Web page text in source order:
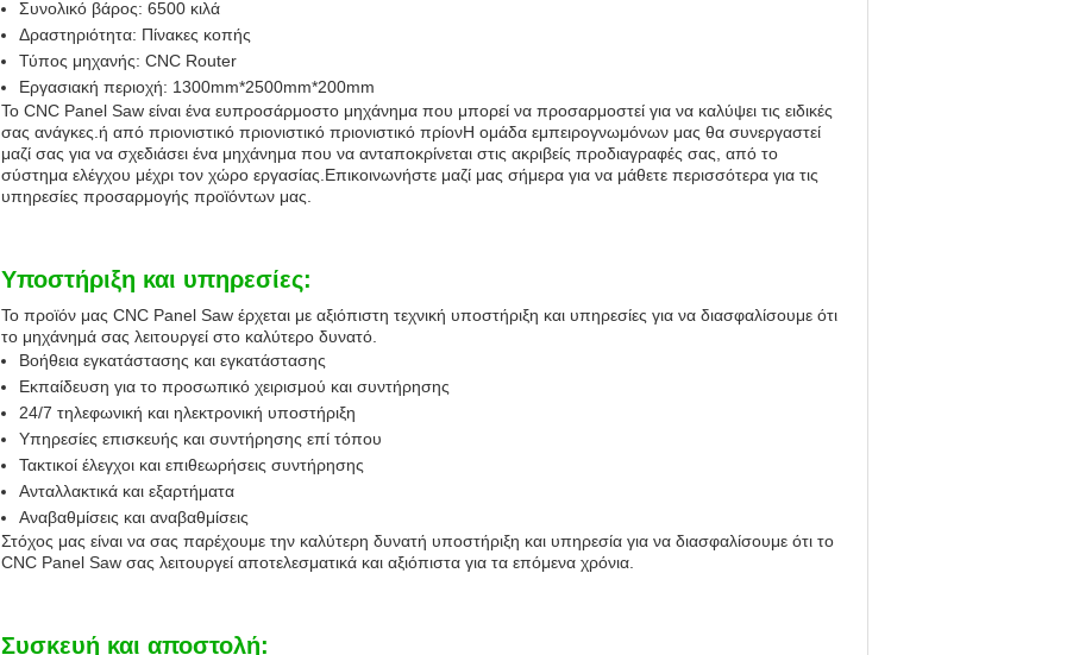
Συνολικό βάρος: 6500 κιλά
Δραστηριότητα: Πίνακες κοπής
Τύπος μηχανής: CNC Router
Εργασιακή περιοχή: 1300mm*2500mm*200mm
Το CNC Panel Saw είναι ένα ευπροσάρμοστο μηχάνημα που μπορεί να προσαρμοστεί για να καλύψει τις ειδικές
σας ανάγκες.ή από πριονιστικό πριονιστικό πριονιστικό πρίονΗ ομάδα εμπειρογνωμόνων μας θα συνεργαστεί
μαζί σας για να σχεδιάσει ένα μηχάνημα που να ανταποκρίνεται στις ακριβείς προδιαγραφές σας, από το
σύστημα ελέγχου μέχρι τον χώρο εργασίας.Επικοινωνήστε μαζί μας σήμερα για να μάθετε περισσότερα για τις
υπηρεσίες προσαρμογής προϊόντων μας.
Υποστήριξη και υπηρεσίες:
Το προϊόν μας CNC Panel Saw έρχεται με αξιόπιστη τεχνική υποστήριξη και υπηρεσίες για να διασφαλίσουμε ότι
το μηχάνημά σας λειτουργεί στο καλύτερο δυνατό.
Βοήθεια εγκατάστασης και εγκατάστασης
Εκπαίδευση για το προσωπικό χειρισμού και συντήρησης
24/7 τηλεφωνική και ηλεκτρονική υποστήριξη
Υπηρεσίες επισκευής και συντήρησης επί τόπου
Τακτικοί έλεγχοι και επιθεωρήσεις συντήρησης
Ανταλλακτικά και εξαρτήματα
Αναβαθμίσεις και αναβαθμίσεις
Στόχος μας είναι να σας παρέχουμε την καλύτερη δυνατή υποστήριξη και υπηρεσία για να διασφαλίσουμε ότι το
CNC Panel Saw σας λειτουργεί αποτελεσματικά και αξιόπιστα για τα επόμενα χρόνια.
Συσκευή και αποστολή: